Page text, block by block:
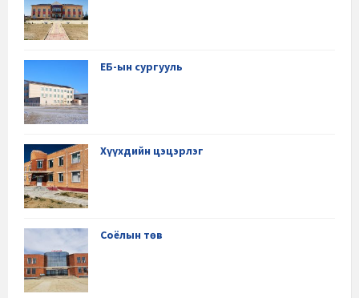
ЕБ-ын сургууль
Хүүхдийн цэцэрлэг
Соёлын төв